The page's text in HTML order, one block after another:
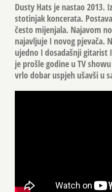
Dusty Hats je nastao 2013.
stotinjak koncerata.
često mijenjala. Najavom
najavljuje I novog pjevača.
ujedno I dosadašnji
je prošle godine u TV
vrlo dobar uspjeh ušavši u